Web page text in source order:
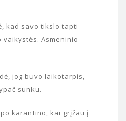
kad savo tikslo tapti
Asmeninio
jog buvo laikotarpis,
sunku.
karantino, kai grįžau į